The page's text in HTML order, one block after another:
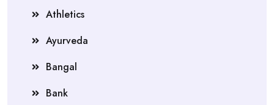
Athletics
Ayurveda
Bangal
Bank